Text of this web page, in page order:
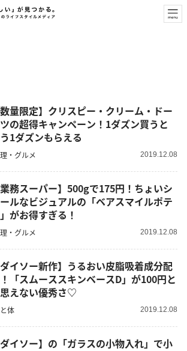
数量限定】クリスピー・クリーム・ドー
の超得キャンペーン！1ダズン買うと
1ダズンもらえる
・グルメ 2019.12.08
業務スーパー】500gで175円！ちょいシ
ルなビジュアルの「ベアスマイルポテ
がお得すぎる！
・グルメ 2019.12.08
ダイソー新作】うるおい皮脂吸着成分配
「スムーススキンベースD」が100円と
えない優秀さ♡
体 2019.12.08
ダイソー】の「ガラスの小物入れ」で小